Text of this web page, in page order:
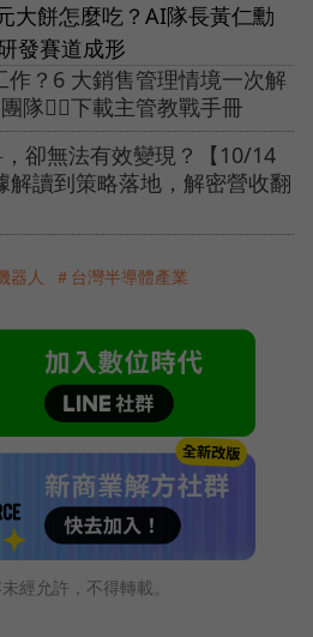
大餅怎麼吃？AI隊長黃仁勳
發賽道成形
？6 大銷售管理情境一次解
隊👉🏻下載主管教戰手冊
卻無法有效變現？【10/14
解讀到策略落地，解密營收翻
器人 ＃台灣半導體產業
經允許，不得轉載。